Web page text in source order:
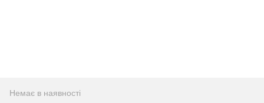
Немає в наявності